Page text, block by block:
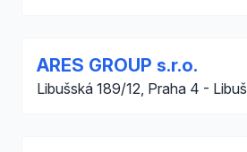
ARES GROUP s.r.o.
Libušská 189/12, Praha 4 - Libuš